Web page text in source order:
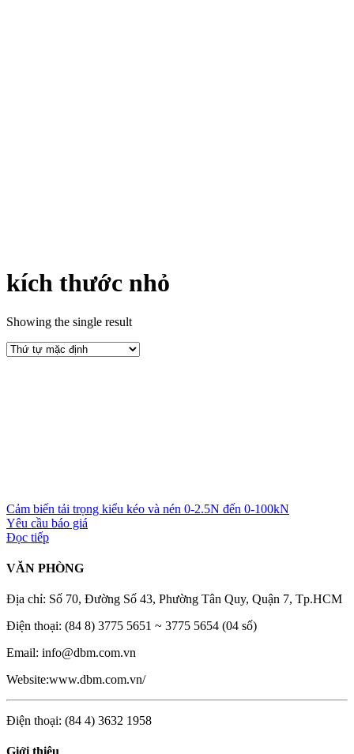
kích thước nhỏ
Showing the single result
Cảm biến tải trọng kiểu kéo và nén 0-2.5N đến 0-100kN
Yêu cầu báo giá
Đọc tiếp
VĂN PHÒNG
Địa chỉ: Số 70, Đường Số 43, Phường Tân Quy, Quận 7, Tp.HCM
Điện thoại: (84 8) 3775 5651 ~ 3775 5654 (04 số)
Email: info@dbm.com.vn
Website:www.dbm.com.vn/
Điện thoại: (84 4) 3632 1958